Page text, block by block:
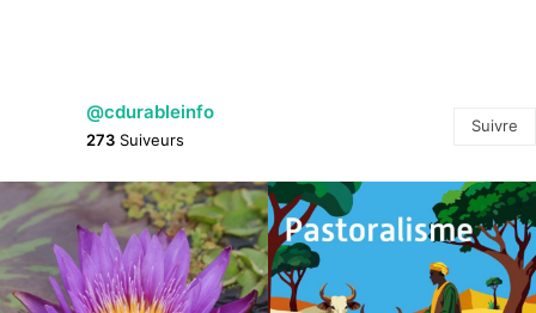
@cdurableinfo
273 Suiveurs
Suivre